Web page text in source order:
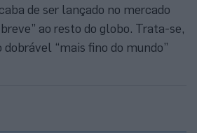
de ser lançado no mercado
ao resto do globo. Trata-se,
dobrável “mais fino do mundo”